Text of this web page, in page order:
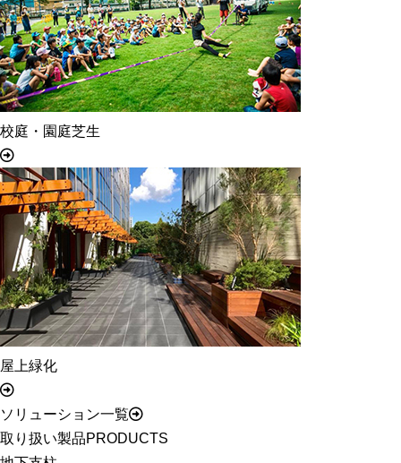
校庭・園庭芝生
屋上緑化
ソリューション一覧
取り扱い製品PRODUCTS